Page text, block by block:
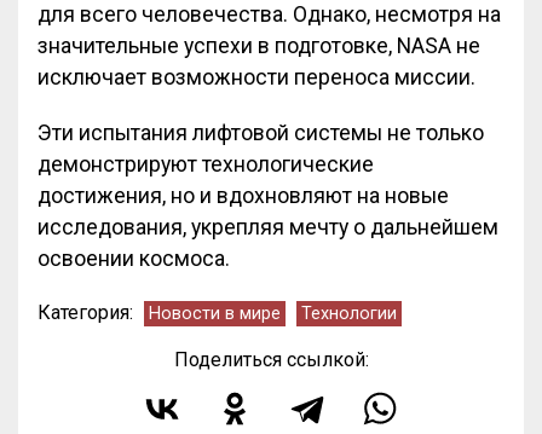
для всего человечества. Однако, несмотря на
значительные успехи в подготовке, NASA не
исключает возможности переноса миссии.
Эти испытания лифтовой системы не только
демонстрируют технологические
достижения, но и вдохновляют на новые
исследования, укрепляя мечту о дальнейшем
освоении космоса.
Категория: Новости в мире Технологии
Поделиться ссылкой: